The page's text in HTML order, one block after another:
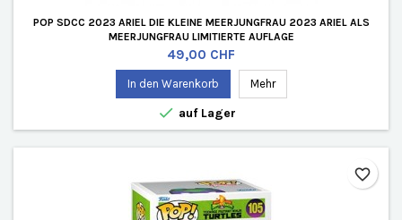
POP SDCC 2023 ARIEL DIE KLEINE MEERJUNGFRAU 2023 ARIEL ALS
MEERJUNGFRAU LIMITIERTE AUFLAGE
Preis
49,00 CHF
In den Warenkorb Mehr
 auf Lager
favorite_border